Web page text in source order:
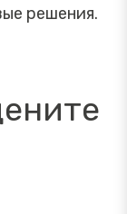
решения.